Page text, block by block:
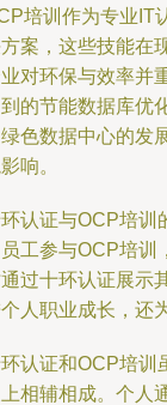
培训作为专业IT
案，这些技能在
对环保与效率并
的节能数据库优
色数据中心的发
响。
认证与OCP培训
工参与OCP培训
过十环认证展示
人职业成长，还
认证和OCP培训
相辅相成。个人